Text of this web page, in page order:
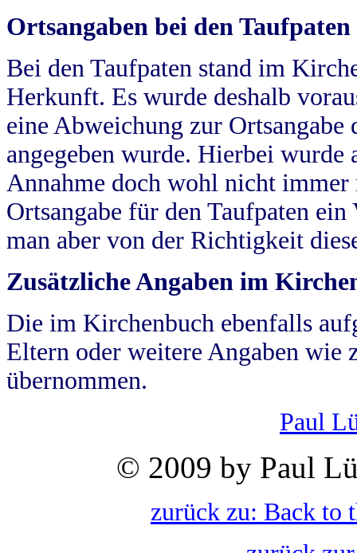
Ortsangaben bei den Taufpaten
Bei den Taufpaten stand im
Herkunft. Es wurde deshalb
eine Abweichung zur
angegeben wurde. Hierbei wurde
Annahme doch wohl nicht
Ortsangabe für den Taufpaten
man aber von der Richtigkeit
Zusätzliche Angaben im
Die im Kirchenbuch ebenfalls
Eltern oder weitere Angaben wie
übernommen.
Paul
© 2009 by Paul
zurück zu: Back to